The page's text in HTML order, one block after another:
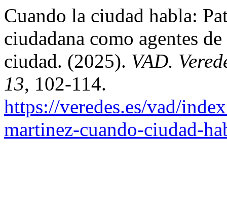
Cuando la ciudad habla:
ciudadana como agentes
ciudad. (2025). VAD.
13, 102-114.
https://veredes.es/vad/
martinez-cuando-ciudad-